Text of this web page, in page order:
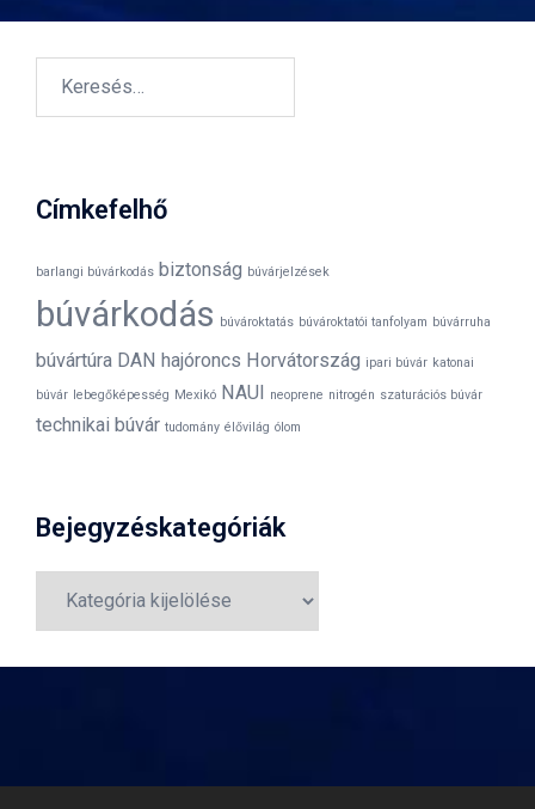
Címkefelhő
barlangi búvárkodás biztonság búvárjelzések
búvárkodás búvároktatás búvároktatói tanfolyam búvárruha
búvártúra DAN hajóroncs Horvátország ipari búvár katonai
búvár lebegőképesség Mexikó NAUI neoprene nitrogén szaturációs búvár
technikai búvár tudomány élővilág ólom
Bejegyzéskategóriák